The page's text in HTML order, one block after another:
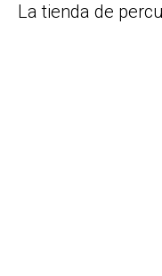
La tienda de